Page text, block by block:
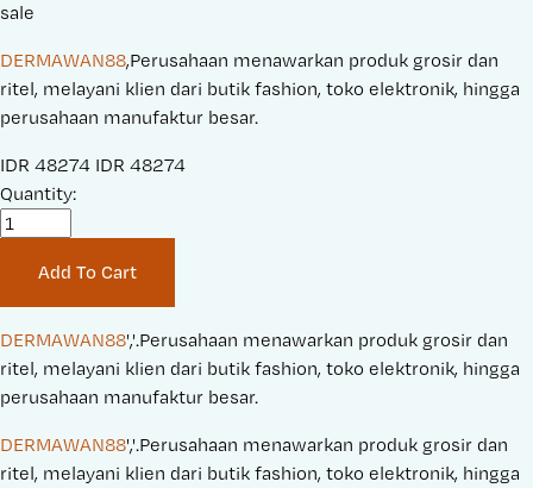
sale
DERMAWAN88,Perusahaan menawarkan produk grosir dan
ritel, melayani klien dari butik fashion, toko elektronik, hingga
perusahaan manufaktur besar.
S
a
r
i
c
e
IDR 48274 O
n
a
l
P
i
c
IDR 48274
Quantity:
Add To Cart
DERMAWAN88','.Perusahaan menawarkan produk grosir dan
ritel, melayani klien dari butik fashion, toko elektronik, hingga
perusahaan manufaktur besar.
DERMAWAN88','.Perusahaan menawarkan produk grosir dan
ritel, melayani klien dari butik fashion, toko elektronik, hingga